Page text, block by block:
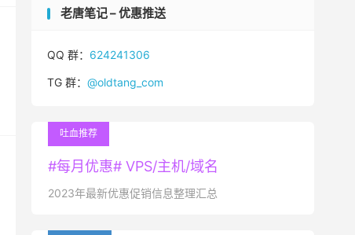
老唐笔记 – 优惠推送
QQ 群： 624241306
TG 群： @oldtang_com
吐血推荐
#每月优惠# VPS/主机/域名
2023年最新优惠促销信息整理汇总